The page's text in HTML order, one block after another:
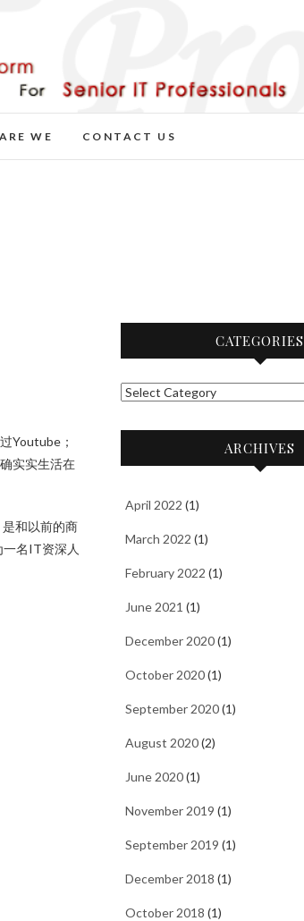
WE CONTACT US
实实生活在
和以前的商
名IT资深人
CATEGORIES
C
o
e
ARCHIVES
April 2022 (1)
March 2022 (1)
February 2022 (1)
June 2021 (1)
December 2020(1)
October 2020(1)
September 2020(1)
August 2020(2)
June 2020(1)
November 2019 (1)
September 2019 (1)
December 2018 (1)
October 2018 (1)